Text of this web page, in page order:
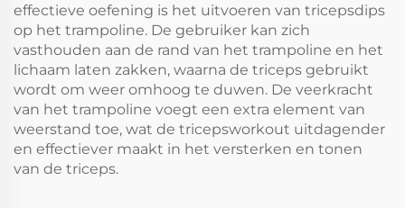
effectieve oefening is het uitvoeren van tricepsdips
op het trampoline. De gebruiker kan zich
vasthouden aan de rand van het trampoline en het
lichaam laten zakken, waarna de triceps gebruikt
wordt om weer omhoog te duwen. De veerkracht
van het trampoline voegt een extra element van
weerstand toe, wat de tricepsworkout uitdagender
en effectiever maakt in het versterken en tonen
van de triceps.